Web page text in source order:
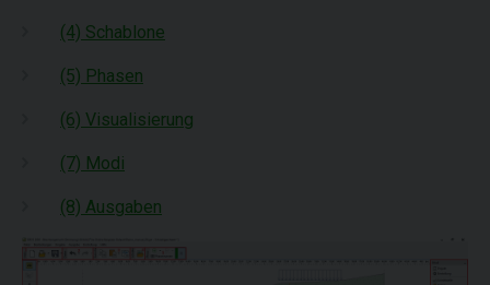
(4) Schablone
(5) Phasen
(6) Visualisierung
(7) Modi
(8) Ausgaben